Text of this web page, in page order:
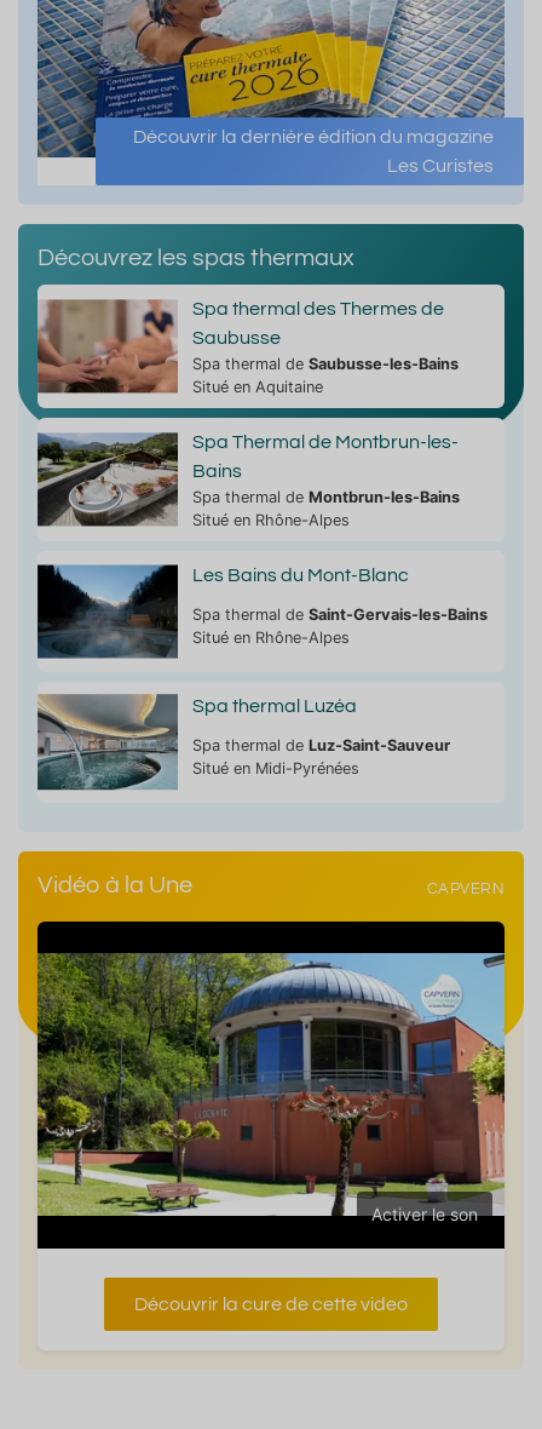
Découvrir la dernière édition du magazine
Les Curistes
Découvrez les spas thermaux
Spa thermal des Thermes de
Saubusse
Spa thermal de Saubusse-les-Bains
Situé en Aquitaine
Spa Thermal de Montbrun-les-
Bains
Spa thermal de Montbrun-les-Bains
Situé en Rhône-Alpes
Les Bains du Mont-Blanc
Spa thermal de Saint-Gervais-les-Bains
Situé en Rhône-Alpes
Spa thermal Luzéa
Spa thermal de Luz-Saint-Sauveur
Situé en Midi-Pyrénées
Vidéo à la Une CAPVERN
Activer le son
Découvrir la cure de cette video